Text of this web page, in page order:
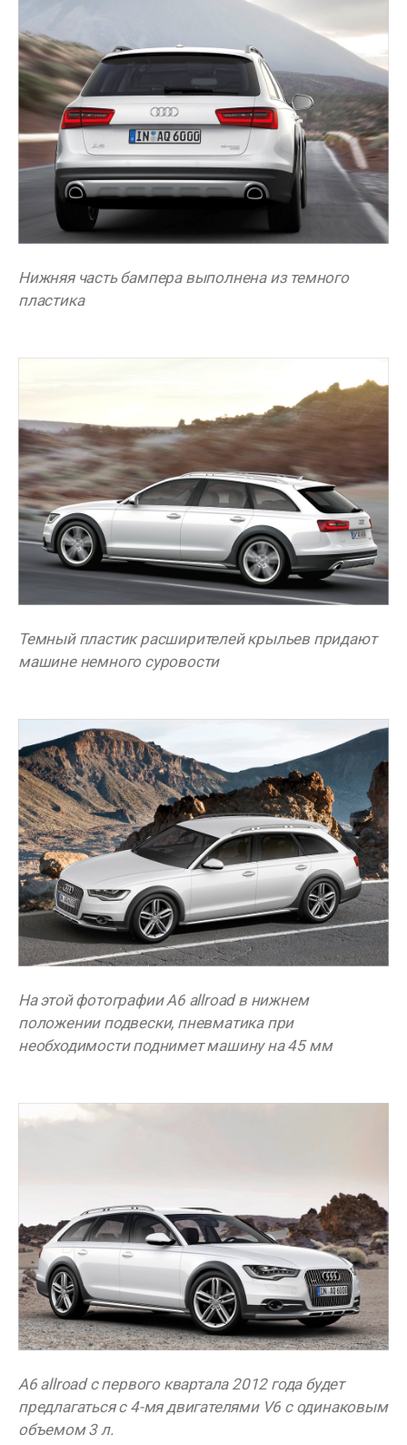
Нижняя часть бампера выполнена из темного
пластика
Темный пластик расширителей крыльев придают
машине немного суровости
На этой фотографии A6 allroad в нижнем
положении подвески, пневматика при
необходимости поднимет машину на 45 мм
A6 allroad с первого квартала 2012 года будет
предлагаться с 4-мя двигателями V6 с одинаковым
объемом 3 л.